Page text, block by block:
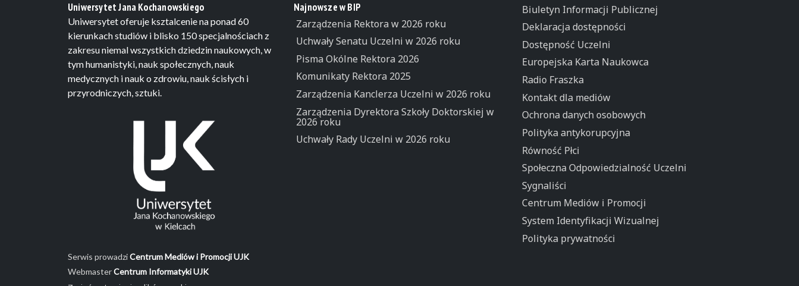
Uniwersytet Jana Kochanowskiego
Uniwersytet oferuje ksztalcenie na ponad 60
kierunkach studiów i blisko 150 specjalnościach z
zakresu niemal wszystkich dziedzin naukowych, w
tym humanistyki, nauk społecznych, nauk
medycznych i nauk o zdrowiu, nauk ścisłych i
przyrodniczych, sztuki.
Serwis prowadziCentrum Mediów i Promocji UJK
WebmasterCentrum Informatyki UJK
Najnowsze w BIP
Zarządzenia Rektora w 2026 roku
Uchwały Senatu Uczelni w 2026 roku
Pisma Okólne Rektora 2026
Komunikaty Rektora 2025
Zarządzenia Kanclerza Uczelni w 2026 roku
Zarządzenia Dyrektora Szkoły Doktorskiej w
2026 roku
Uchwały Rady Uczelni w 2026 roku
Biuletyn Informacji Publicznej
Deklaracja dostępności
Dostępność Uczelni
Europejska Karta Naukowca
Radio Fraszka
Kontakt dla mediów
Ochrona danych osobowych
Polityka antykorupcyjna
Równość Płci
Społeczna Odpowiedzialność Uczelni
Sygnaliści
Centrum Mediów i Promocji
System Identyfikacji Wizualnej
Polityka prywatności